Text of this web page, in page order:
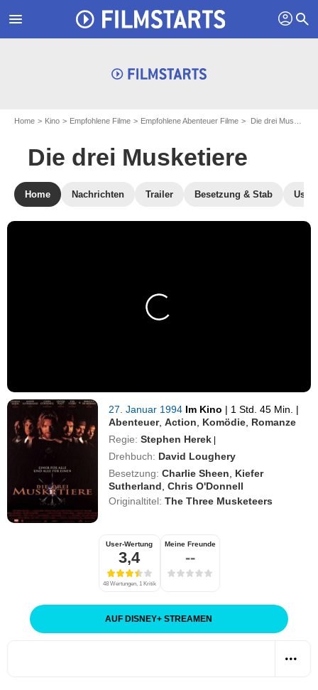
menu profil search
Home Kino Empfohlene Filme Empfohlene Abenteuer Filme Die drei Musketiere
Die drei Musketiere
Home Nachrichten Trailer Besetzung & Stab
27. Januar 1994 Im Kino | 1 Std. 45 Min. |
Abenteuer,Action Komödie Romanze
Regie: Stephen Herek |
Drehbuch: David Loughery
Besetzung: Charlie Sheen
Kiefer
Sutherland ,Chris O'Donnell
Originaltitel:The Three Musketeers
User-Wertung
3,4
48 Wertungen, 1 Kritik
Meine Freunde
--
AUF DISNEY+ STREAMEN